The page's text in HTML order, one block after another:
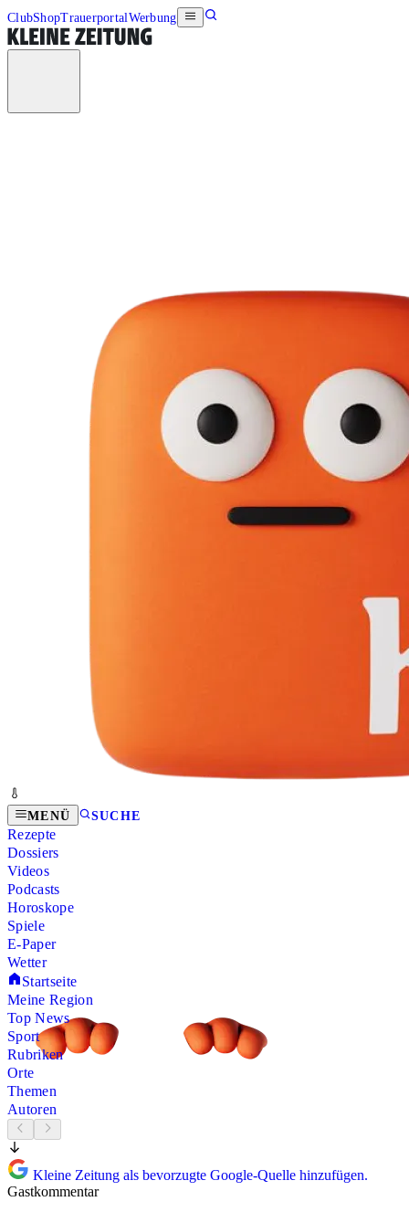
ClubShopTrauerportalWerbung
MENÜ SUCHE
Rezepte
Dossiers
Videos
Podcasts
Horoskope
Spiele
E-Paper
Wetter
Startseite
Meine Region
Top News
Sport
Rubriken
Orte
Themen
Autoren
Kleine Zeitung als bevorzugte Google-Quelle hinzufügen.
Gastkommentar